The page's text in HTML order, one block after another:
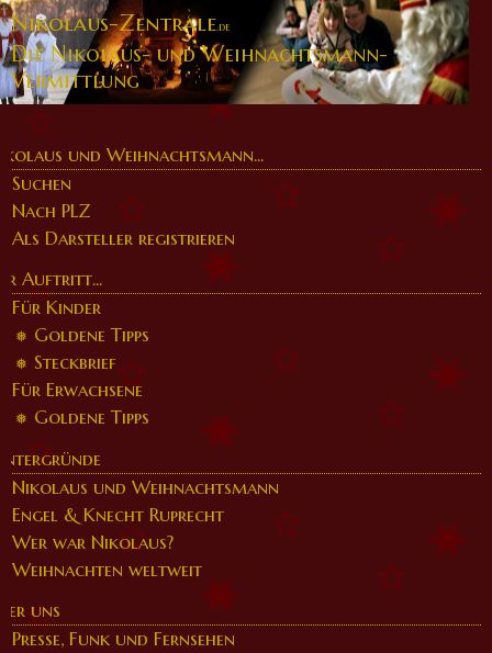
Nikolaus-Zentrale.de
Die Nikolaus- und Weihnachtsmann-
Vermittlung
und Weihnachtsmann...
Suchen
Nach PLZ
Als Darsteller registrieren
Auftritt...
Für Kinder
Goldene Tipps
Steckbrief
Für Erwachsene
Goldene Tipps
Nikolaus und Weihnachtsmann
Engel & Knecht Ruprecht
Wer war Nikolaus?
Weihnachten weltweit
uns
Presse, Funk und Fernsehen